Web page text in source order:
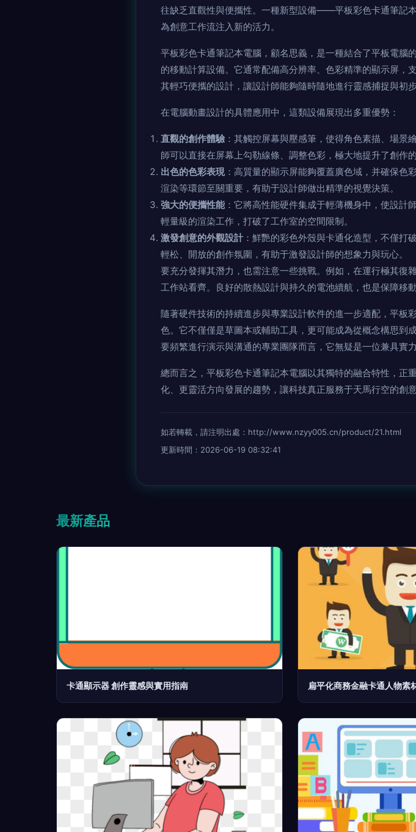
往缺乏直觀性與便攜性。一種新型設備——平板彩色卡通筆記
為創意工作流注入新的活力。
平板彩色卡通筆記本電腦，顧名思義，是一種結合了平板電腦
的移動計算設備。它通常配備高分辨率、色彩精準的顯示屏，
其輕巧便攜的設計，讓設計師能夠隨時隨地進行靈感捕捉與初步
在電腦動畫設計的具體應用中，這類設備展現出多重優勢：
直觀的創作體驗：其觸控屏幕與壓感筆，使得角色素描、場景
師可以直接在屏幕上勾勒線條、調整色彩，極大地提升了創作的
出色的色彩表現：高質量的顯示屏能夠覆蓋廣色域，并確保色
渲染等環節至關重要，有助于設計師做出精準的視覺決策。
強大的便攜性能 ：它將高性能硬件集成于輕薄機身中，使設
輕量級的渲染工作，打破了工作室的空間限制。
激發創意的外觀設計：鮮艷的彩色外殼與卡通化造型，不僅打
輕松、開放的創作氛圍，有助于激發設計師的想象力與玩心。
要充分發揮其潛力，也需注意一些挑戰。例如，在運行極其
工作站看齊。良好的散熱設計與持久的電池續航，也是保障移
隨著硬件技術的持續進步與專業設計軟件的進一步適配，平板
色。它不僅僅是草圖本或輔助工具，更可能成為從概念構思到
要頻繁進行演示與溝通的專業團隊而言，它無疑是一位兼具實
總而言之，平板彩色卡通筆記本電腦以其獨特的融合特性，正
化、更靈活方向發展的趨勢，讓科技真正服務于天馬行空的創
如若轉載，請注明出處：http://www.nzyy005.cn/product/21.html
更新時間：2026-06-19 08:32:41
最新產品
卡通顯示器 創作靈感與實用指南